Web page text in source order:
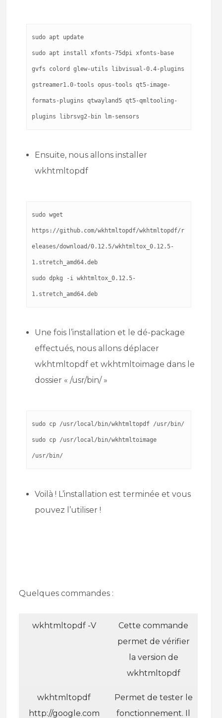
sudo apt update
sudo apt install xfonts-75dpi xfonts-base
gvfs colord glew-utils libvisual-0.4-plugins
gstreamer1.0-tools opus-tools qt5-image-
formats-plugins qtwayland5 qt5-qmltooling-
plugins librsvg2-bin lm-sensors
Ensuite, nous allons installer
wkhtmltopdf
sudo wget
https://github.com/wkhtmltopdf/wkhtmltopdf/r
eleases/download/0.12.5/wkhtmltox_0.12.5-
1.stretch_amd64.deb
sudo dpkg -i wkhtmltox_0.12.5-
1.stretch_amd64.deb
Une fois l’installation et le dé-package
effectués, nous allons déplacer
wkhtmltopdf et wkhtmltoimage dans le
dossier « /usr/bin/ »
sudo cp /usr/local/bin/wkhtmltopdf /usr/bin/
sudo cp /usr/local/bin/wkhtmltoimage
/usr/bin/
Voilà ! L’installation est terminée et vous
pouvez l’utiliser !
Quelques commandes :
wkhtmltopdf -V
Cette commande
permet de vérifier
la version de
wkhtmltopdf
wkhtmltopdf
http://google.com
Permet de tester le
fonctionnement. Il